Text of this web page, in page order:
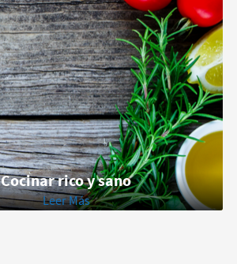
Cocinar rico y sano
Leer Más